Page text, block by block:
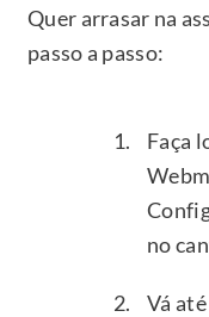
Quer arrasar na
passo a passo:
Faça
no
Vá